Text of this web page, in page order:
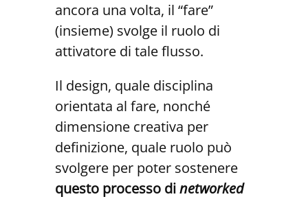
ancora una volta, il “fare”
(insieme) svolge il ruolo di
attivatore di tale flusso.
Il design, quale disciplina
orientata al fare, nonché
dimensione creativa per
definizione, quale ruolo può
svolgere per poter sostenere
questo processo dinetworked